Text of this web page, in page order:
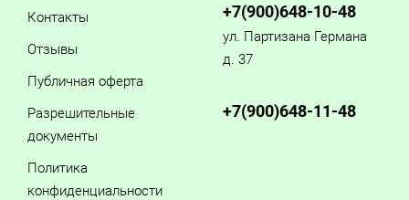
Контакты
Отзывы
Публичная оферта
Разрешительные
документы
Политика
конфиденциальности
+7(900)648-10-48
ул. Партизана Германа
д. 37
+7(900)648-11-48